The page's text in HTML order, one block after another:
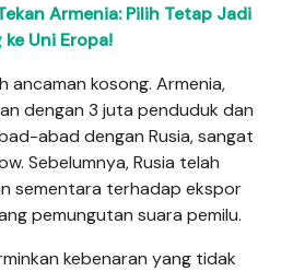
Armenia: Pilih Tetap Jadi
Uni Eropa!
ancaman kosong. Armenia,
dengan 3 juta penduduk dan
abad dengan Rusia, sangat
Sebelumnya, Rusia telah
sementara terhadap ekspor
pemungutan suara pemilu.
kebenaran yang tidak